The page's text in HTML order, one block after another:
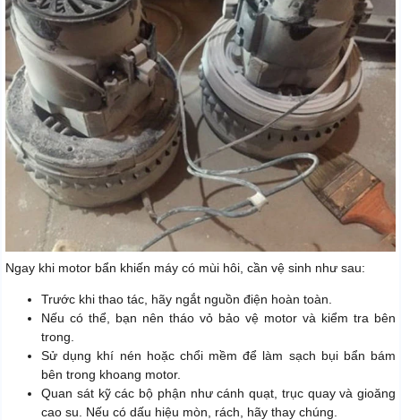
Ngay khi motor bẩn khiến máy có mùi hôi, cần vệ sinh như sau:
Trước khi thao tác, hãy ngắt nguồn điện hoàn toàn.
Nếu có thể, bạn nên tháo vỏ bảo vệ motor và kiểm tra bên
trong.
Sử dụng khí nén hoặc chổi mềm để làm sạch bụi bẩn bám
bên trong khoang motor.
Quan sát kỹ các bộ phận như cánh quạt, trục quay và gioăng
cao su. Nếu có dấu hiệu mòn, rách, hãy thay chúng.